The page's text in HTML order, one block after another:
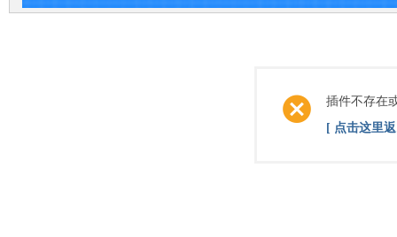
插件不存在
[ 点击这里